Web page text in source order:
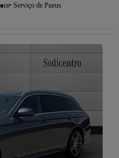
Serviço de Pneus